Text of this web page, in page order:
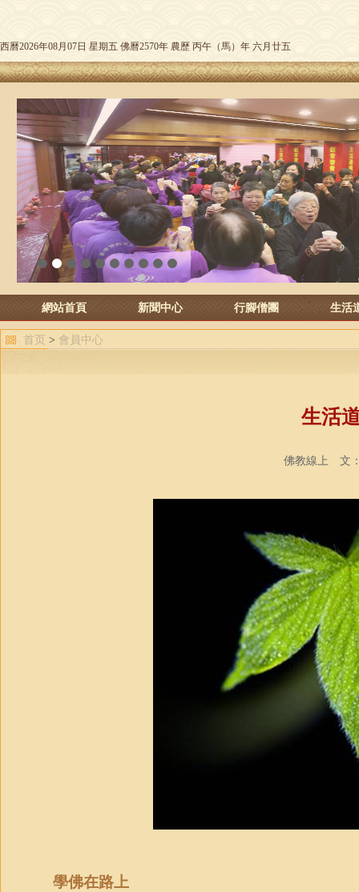
西曆2026年08月07日 星期五 佛曆2570年 農歷 丙午（馬）年 六月廿五
2 3 4 5 6 7 8 9 10
網站首頁 新聞中心 行腳僧團 生活
首页 > 會員中心
生活
佛教線上 文
學佛在路上